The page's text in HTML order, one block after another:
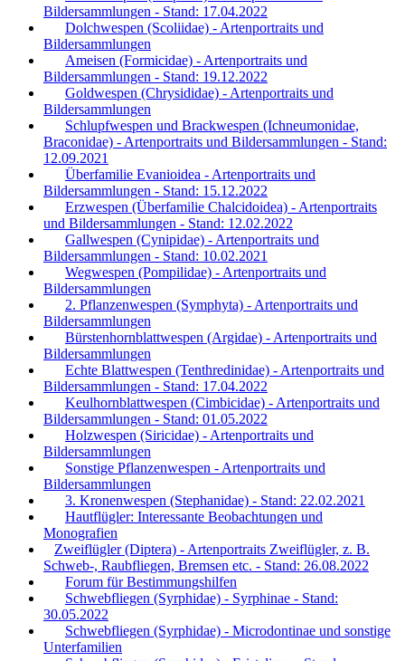
Bildersammlungen - Stand: 17.04.2022
Dolchwespen (Scoliidae) - Artenportraits und
Bildersammlungen
Ameisen (Formicidae) - Artenportraits und
Bildersammlungen - Stand: 19.12.2022
Goldwespen (Chrysididae) - Artenportraits und
Bildersammlungen
Schlupfwespen und Brackwespen (Ichneumonidae,
Braconidae) - Artenportraits und Bildersammlungen - Stand:
12.09.2021
Überfamilie Evanioidea - Artenportraits und
Bildersammlungen - Stand: 15.12.2022
Erzwespen (Überfamilie Chalcidoidea) - Artenportraits
und Bildersammlungen - Stand: 12.02.2022
Gallwespen (Cynipidae) - Artenportraits und
Bildersammlungen - Stand: 10.02.2021
Wegwespen (Pompilidae) - Artenportraits und
Bildersammlungen
2. Pflanzenwespen (Symphyta) - Artenportraits und
Bildersammlungen
Bürstenhornblattwespen (Argidae) - Artenportraits und
Bildersammlungen
Echte Blattwespen (Tenthredinidae) - Artenportraits und
Bildersammlungen - Stand: 17.04.2022
Keulhornblattwespen (Cimbicidae) - Artenportraits und
Bildersammlungen - Stand: 01.05.2022
Holzwespen (Siricidae) - Artenportraits und
Bildersammlungen
Sonstige Pflanzenwespen - Artenportraits und
Bildersammlungen
3. Kronenwespen (Stephanidae) - Stand: 22.02.2021
Hautflügler: Interessante Beobachtungen und
Monografien
Zweiflügler (Diptera) - Artenportraits Zweiflügler, z. B.
Schweb-, Raubfliegen, Bremsen etc. - Stand: 26.08.2022
Forum für Bestimmungshilfen
Schwebfliegen (Syrphidae) - Syrphinae - Stand:
30.05.2022
Schwebfliegen (Syrphidae) - Microdontinae und sonstige
Unterfamilien